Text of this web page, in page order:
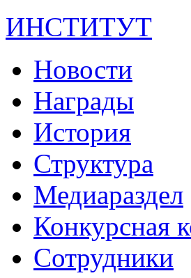
ИНСТИТУТ
Новости
Награды
История
Структура
Медиараздел
Конкурсная
Сотрудники